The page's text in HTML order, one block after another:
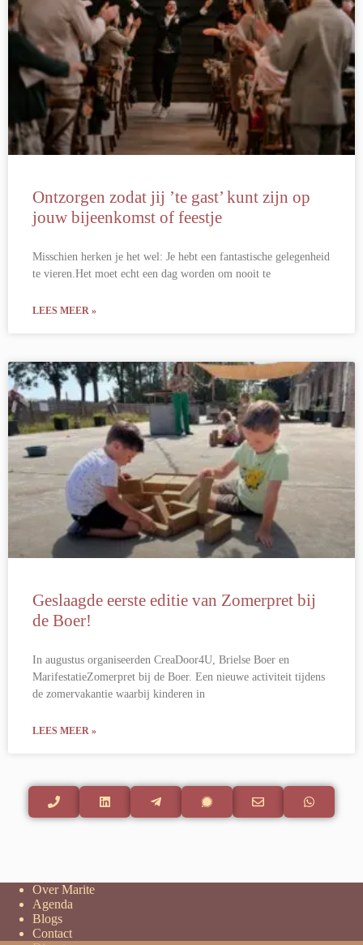
Ontzorgen zodat jij ’te gast’ kunt zijn op
jouw bijeenkomst of feestje
Misschien herken je het wel: Je hebt een fantastische gelegenheid
te vieren.Het moet echt een dag worden om nooit te
LEES MEER »
Geslaagde eerste editie van Zomerpret bij
de Boer!
In augustus organiseerden CreaDoor4U, Brielse Boer en
MarifestatieZomerpret bij de Boer. Een nieuwe activiteit tijdens
de zomervakantie waarbij kinderen in
LEES MEER »
Over Marite
Agenda
Blogs
Contact